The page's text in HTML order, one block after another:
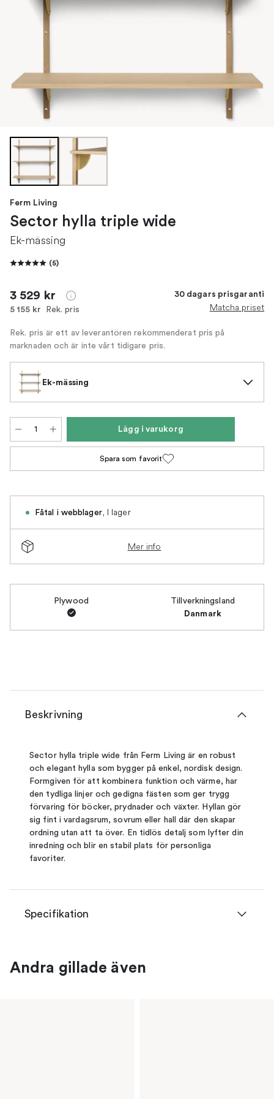
Ferm Living
Sector hylla triple wide
Ek-mässing
(5)
3 529 kr
5 155 kr Rek. pris
30 dagars prisgaranti
Matcha priset
Rek. pris är ett av leverantören rekommenderat pris på
marknaden och är inte vårt tidigare pris.
Ek-mässing
Lägg i varukorg
Spara som favorit
Fåtal i webblager, I lager
Mer info
Plywood Tillverkningsland
Danmark
Beskrivning
Sector hylla triple wide från Ferm Living är en robust
och elegant hylla som bygger på enkel, nordisk design.
Formgiven för att kombinera funktion och värme, har
den tydliga linjer och gedigna fästen som ger trygg
förvaring för böcker, prydnader och växter. Hyllan gör
sig fint i vardagsrum, sovrum eller hall där den skapar
ordning utan att ta över. En tidlös detalj som lyfter din
inredning och blir en stabil plats för personliga
favoriter.
Specifikation
Andra gillade även